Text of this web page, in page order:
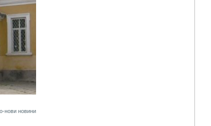
нови новини